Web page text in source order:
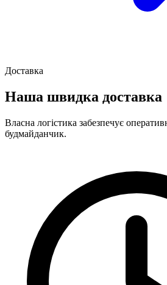
Доставка
Наша швидка доставка
Власна логістика забезпечує
будмайданчик.